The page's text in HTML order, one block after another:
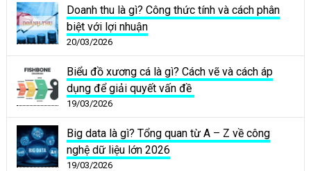
Doanh thu là gì? Công thức tính và cách phân
biệt với lợi nhuận
20/03/2026
Biểu đồ xương cá là gì? Cách vẽ và cách áp
dụng để giải quyết vấn đề
19/03/2026
Big data là gì? Tổng quan từ A – Z về công
nghệ dữ liệu lớn 2026
19/03/2026